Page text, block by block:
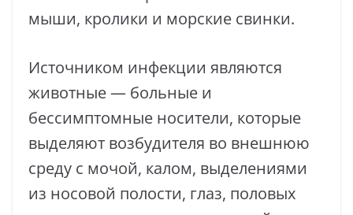
мыши, кролики и морские свинки.
Источником инфекции являются
животные — больные и
бессимптомные носители, которые
выделяют возбудителя во внешнюю
среду с мочой, калом, выделениями
из носовой полости, глаз, половых